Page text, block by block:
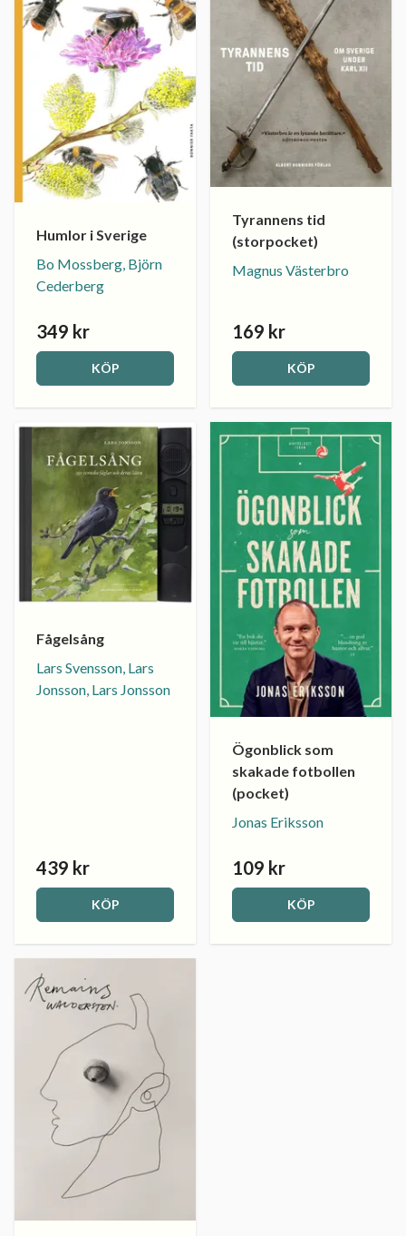
Humlor i Sverige
Bo Mossberg, Björn
Cederberg
349 kr
KÖP
Tyrannens tid
(storpocket)
Magnus Västerbro
169 kr
KÖP
Fågelsång
Lars Svensson, Lars
Jonsson, Lars Jonsson
439 kr
KÖP
Ögonblick som
skakade fotbollen
(pocket)
Jonas Eriksson
109 kr
KÖP